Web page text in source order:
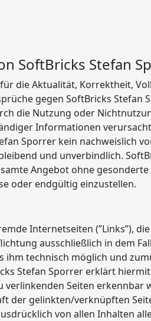
SoftBricks Stefan
die Aktualität, Korrektheit,
gegen SoftBricks Stefan
die Nutzung oder
Informationen
Sporrer kein nachweislich
und unverbindlich.
Angebot ohne
oder endgültig einzustellen.
Internetseiten (”Links”),
ausschließlich in dem
technisch möglich und
Stefan Sporrer erklärt
verlinkenden Seiten
der gelinkten/verknüpften
von allen Inhalten